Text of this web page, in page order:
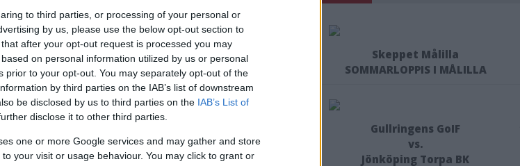
to third parties, or processing of your personal or
by us, please use the below opt-out section to
after your opt-out request is processed you may
on personal information utilized by us or personal
prior to your opt-out. You may separately opt-out of the
by third parties on the IAB’s list of downstream
be disclosed by us to third parties on the IAB’s List of
disclose it to other third parties.
one or more Google services and may gather and store
your visit or usage behaviour. You may click to grant or
Skeppet Målilla
SOMMARLOPPIS I MÅLILLA
Gullringens GoIF
vs.
Jönköping Torpa BK